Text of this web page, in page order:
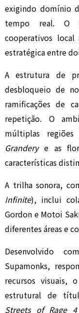
exigindo domínio
tempo real. O
cooperativos
estratégica entre
A estrutura de
desbloqueio de
ramificações de
repetição. O
múltiplas
Granderye as
características
A trilha sonora,
Infinite), inclui
Gordon e Motoi
diferentes áreas e
Desenvolvido
Supamonks,
recursos visuais,
estrutural de
Streets of Rage 4